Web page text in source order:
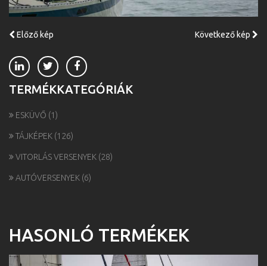
Előző kép Következő kép
TERMÉKKATEGÓRIÁK
ESKÜVŐ (1)
TÁJKÉPEK (126)
VITORLÁS VERSENYEK (28)
AUTÓVERSENYEK (6)
HASONLÓ TERMÉKEK